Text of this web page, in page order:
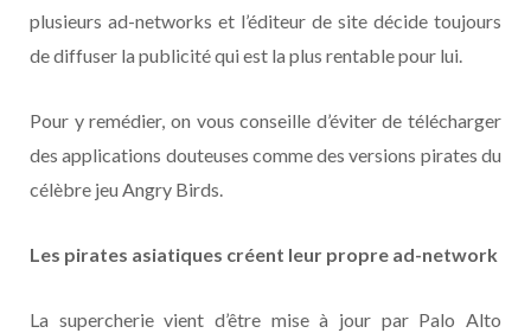
plusieurs ad-networks et l’éditeur de site décide toujours
de diffuser la publicité qui est la plus rentable pour lui.
Pour y remédier, on vous conseille d’éviter de télécharger
des applications douteuses comme des versions pirates du
célèbre jeu Angry Birds.
Les pirates asiatiques créent leur propre ad-network
La supercherie vient d’être mise à jour par Palo Alto